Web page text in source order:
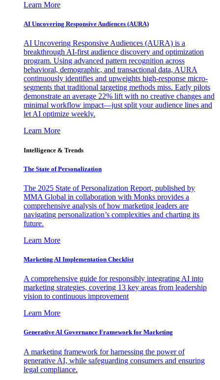
Learn More
AI Uncovering Responsive Audiences (AURA)
AI Uncovering Responsive Audiences (AURA) is a
breakthrough AI-first audience discovery and optimization
program. Using advanced pattern recognition across
behavioral, demographic, and transactional data, AURA
continuously identifies and upweights high-response micro-
segments that traditional targeting methods miss. Early pilots
demonstrate an average 22% lift with no creative changes and
minimal workflow impact—just split your audience lines and
let AI optimize weekly.
Learn More
Intelligence & Trends
The State of Personalization
The 2025 State of Personalization Report, published by
MMA Global in collaboration with Monks provides a
comprehensive analysis of how marketing leaders are
navigating personalization’s complexities and charting its
future.
Learn More
Marketing AI Implementation Checklist
A comprehensive guide for responsibly integrating AI into
marketing strategies, covering 13 key areas from leadership
vision to continuous improvement
Learn More
Generative AI Governance Framework for Marketing
A marketing framework for harnessing the power of
generative AI, while safeguarding consumers and ensuring
legal compliance.